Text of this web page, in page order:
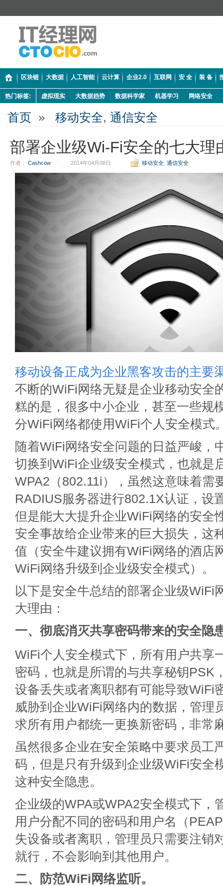
区块链 大数据 人工智能 云计算 企业2.0 互联网 安 全 装 备
热门标签: 虚拟现实 大数据趋势 数据科学家 机器学习 网络安全
首页 » 移动安全, 通信安全
部署企业级Wi-Fi安全的七大理
作者： Cashcow 2014年04月08日 移动安全 通信安全
移动设备正成为企业黑客攻击的主要
不断的WiFi网络无疑是企业移动安全
糕的是，很多中小企业，甚至一些规
分WiFi网络都使用WiFi个人安全模式
随着WiFi网络安全问题的日益严峻，
切换到WiFi企业级安全模式，也就是
WPA2（802.11i），虽然这意味着需
RADIUS服务器进行802.1X认证，设
但是能大大提升企业WiFi网络的安全
安全事故给企业带来的巨大损失，这
值（安全牛建议拥有WiFi网络的酒店
WiFi网络升级到企业级安全模式）。
以下是安全牛总结的部署企业级WiFi
大理由：
一、彻底消灭共享密码带来的安全隐
WiFi个人安全模式下，所有用户共享
密码，也就是所谓的与共享秘钥PSK
设备丢失或者离职都有可能导致WiFi
威胁到企业WiFi网络内的数据，管理
求所有用户都统一更换新密码，非常
虽然很多企业在安全策略中要求员工
码，但是只有升级到企业级WiFi安全
这种安全隐患。
企业级的WPA或WPA2安全模式下，
用户分配不同的密码和用户名（
失设备或者离职，管理员只需要注销
就行，不会影响到其他用户。
二、防范WiFi网络监听。